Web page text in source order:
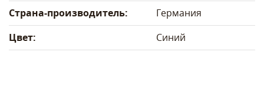
Страна-производитель:
Германия
Цвет:
Синий